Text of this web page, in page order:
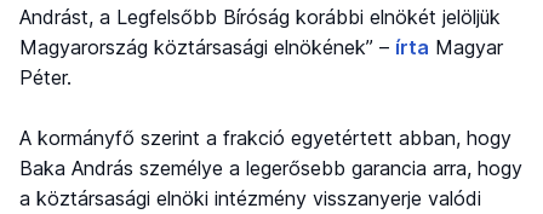
Andrást, a Legfelsőbb Bíróság korábbi elnökét jelöljük
Magyarország köztársasági elnökének” – írta Magyar
Péter.
A kormányfő szerint a frakció egyetértett abban, hogy
Baka András személye a legerősebb garancia arra, hogy
a köztársasági elnöki intézmény visszanyerje valódi